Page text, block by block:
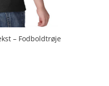
– Fodboldtrøje